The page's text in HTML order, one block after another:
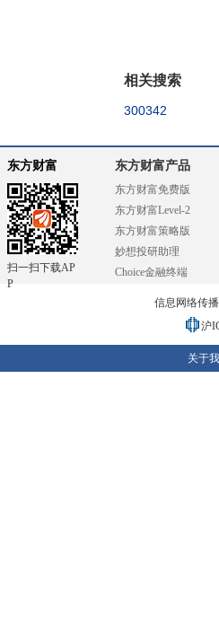
相关搜索
300342
东方财富
扫一扫下载AP
P
东方财富产品
东方财富免费版
东方财富Level-2
东方财富策略版
妙想投研助理
Choice金融终端
信息网络传
沪
关于